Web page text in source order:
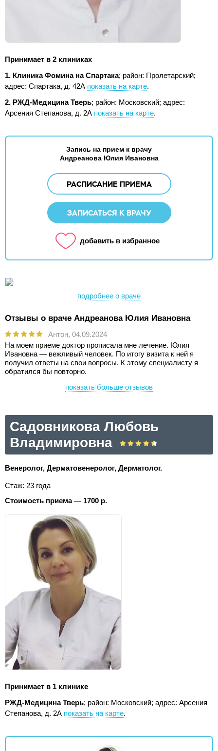
Принимает в 2 клиниках
1. Клиника Фомина на Спартака; район: Пролетарский;
адрес: Спартака, д. 42А показать на карте.
2. РЖД-Медицина Тверь; район: Московский; адрес:
Арсения Степанова, д. 2А показать на карте.
Запись на прием к врачу
Андреанова Юлия Ивановна
РАСПИСАНИЕ ПРИЕМА
ЗАПИСАТЬСЯ К ВРАЧУ
добавить в избранное
подробнее о враче
Отзывы о враче Андреанова Юлия Ивановна
Антон, 04.09.2024
На моем приеме доктор прописала мне лечение. Юлия
Ивановна — вежливый человек. По итогу визита к ней я
получил ответы на свои вопросы. К этому специалисту я
обратился бы повторно.
показать больше отзывов
Садовникова Любовь
Владимировна
Венеролог, Дерматовенеролог, Дерматолог.
Стаж: 23 года
Стоимость приема — 1700 р.
Принимает в 1 клинике
РЖД-Медицина Тверь; район: Московский; адрес: Арсения
Степанова, д. 2А показать на карте.